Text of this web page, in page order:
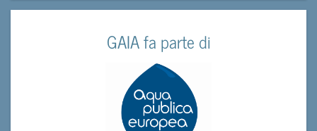
GAIA fa parte di